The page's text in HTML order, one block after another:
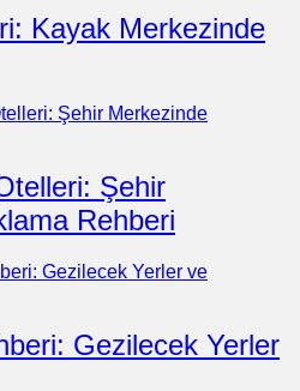
Kayak Merkezinde
Şehir
Rehberi
Gezilecek Yerler